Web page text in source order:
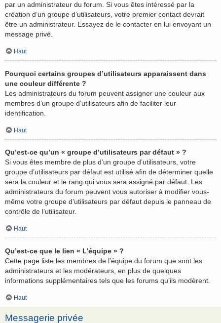
par un administrateur du forum. Si vous êtes intéressé par la
création d’un groupe d’utilisateurs, votre premier contact devrait
être un administrateur. Essayez de le contacter en lui envoyant un
message privé.
Haut
Pourquoi certains groupes d’utilisateurs apparaissent dans
une couleur différente ?
Les administrateurs du forum peuvent assigner une couleur aux
membres d’un groupe d’utilisateurs afin de faciliter leur
identification.
Haut
Qu’est-ce qu’un « groupe d’utilisateurs par défaut » ?
Si vous êtes membre de plus d’un groupe d’utilisateurs, votre
groupe d’utilisateurs par défaut est utilisé afin de déterminer quelle
sera la couleur et le rang qui vous sera assigné par défaut. Les
administrateurs du forum peuvent vous autoriser à modifier vous-
même votre groupe d’utilisateurs par défaut depuis le panneau de
contrôle de l’utilisateur.
Haut
Qu’est-ce que le lien « L’équipe » ?
Cette page liste les membres de l’équipe du forum que sont les
administrateurs et les modérateurs, en plus de quelques
informations supplémentaires tels que les forums qu’ils modèrent.
Haut
Messagerie privée